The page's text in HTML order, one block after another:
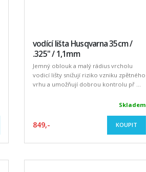
vodící lišta Husqvarna 35cm /
.325" / 1,1mm
Jemný oblouk a malý rádius vrcholu
vodicí lišty snižují riziko vzniku zpětného
vrhu a umožňují dobrou kontrolu př ...
Skladem
849,- KOUPIT